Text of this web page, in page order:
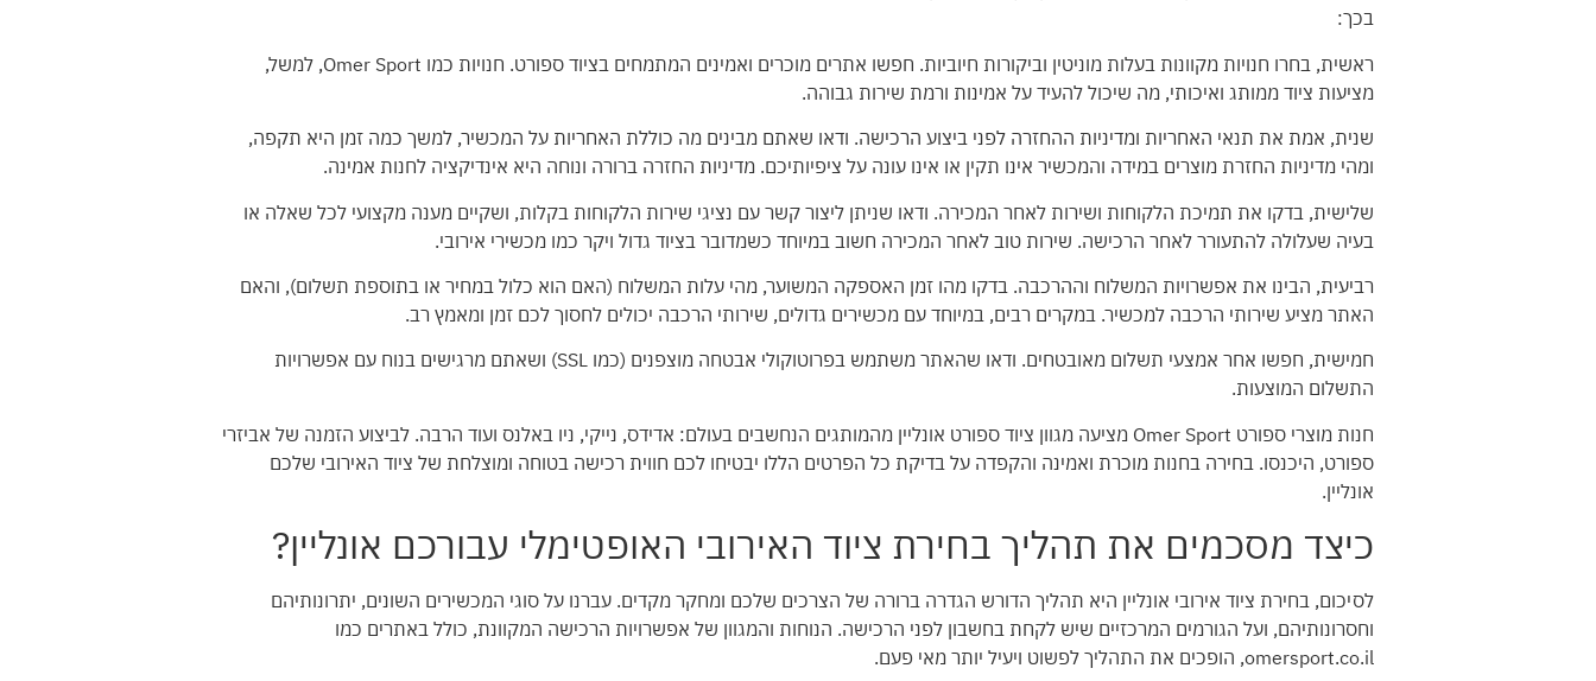
בכך:
ראשית, בחרו חנויות מקוונות בעלות מוניטין וביקורות חיוביות. חפשו אתרים מוכרים ואמינים המתמחים בציוד ספורט. חנויות כמו Omer Sport, למשל,
מציעות ציוד ממותג ואיכותי, מה שיכול להעיד על אמינות ורמת שירות גבוהה.
שנית, אמת את תנאי האחריות ומדיניות ההחזרה לפני ביצוע הרכישה. ודאו שאתם מבינים מה כוללת האחריות על המכשיר, למשך כמה זמן היא תקפה,
ומהי מדיניות החזרת מוצרים במידה והמכשיר אינו תקין או אינו עונה על ציפיותיכם. מדיניות החזרה ברורה ונוחה היא אינדיקציה לחנות אמינה.
שלישית, בדקו את תמיכת הלקוחות ושירות לאחר המכירה. ודאו שניתן ליצור קשר עם נציגי שירות הלקוחות בקלות, ושקיים מענה מקצועי לכל שאלה או
בעיה שעלולה להתעורר לאחר הרכישה. שירות טוב לאחר המכירה חשוב במיוחד כשמדובר בציוד גדול ויקר כמו מכשירי אירובי.
רביעית, הבינו את אפשרויות המשלוח וההרכבה. בדקו מהו זמן האספקה המשוער, מהי עלות המשלוח (האם הוא כלול במחיר או בתוספת תשלום), והאם
האתר מציע שירותי הרכבה למכשיר. במקרים רבים, במיוחד עם מכשירים גדולים, שירותי הרכבה יכולים לחסוך לכם זמן ומאמץ רב.
חמישית, חפשו אחר אמצעי תשלום מאובטחים. ודאו שהאתר משתמש בפרוטוקולי אבטחה מוצפנים (כמו SSL) ושאתם מרגישים בנוח עם אפשרויות
התשלום המוצעות.
חנות מוצרי ספורט Omer Sport מציעה מגוון ציוד ספורט אונליין מהמותגים הנחשבים בעולם: אדידס, נייקי, ניו באלנס ועוד הרבה. לביצוע הזמנה של אביזרי
ספורט, היכנסו. בחירה בחנות מוכרת ואמינה והקפדה על בדיקת כל הפרטים הללו יבטיחו לכם חווית רכישה בטוחה ומוצלחת של ציוד האירובי שלכם
אונליין.
כיצד מסכמים את תהליך בחירת ציוד האירובי האופטימלי עבורכם אונליין?
לסיכום, בחירת ציוד אירובי אונליין היא תהליך הדורש הגדרה ברורה של הצרכים שלכם ומחקר מקדים. עברנו על סוגי המכשירים השונים, יתרונותיהם
וחסרונותיהם, ועל הגורמים המרכזיים שיש לקחת בחשבון לפני הרכישה. הנוחות והמגוון של אפשרויות הרכישה המקוונת, כולל באתרים כמו
omersport.co.il, הופכים את התהליך לפשוט ויעיל יותר מאי פעם.